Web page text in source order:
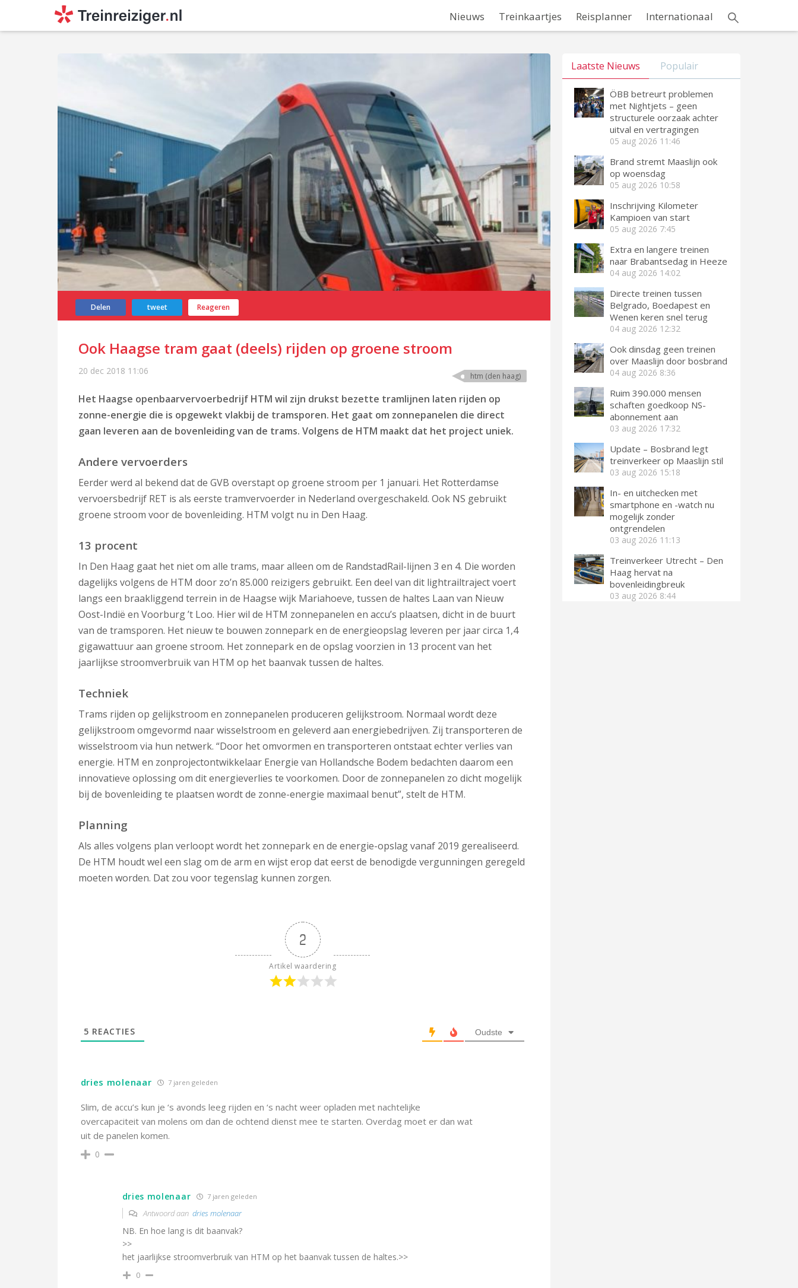
Nieuws Treinkaartjes Reisplanner Internationaal
Delen tweet Reageren
Ook Haagse tram gaat (deels) rijden op groene stroom
20 dec 2018 11:06 htm (den haag)
Het Haagse openbaarvervoerbedrijf HTM wil zijn drukst bezette tramlijnen laten rijden op
zonne-energie die is opgewekt vlakbij de tramsporen. Het gaat om zonnepanelen die direct
gaan leveren aan de bovenleiding van de trams. Volgens de HTM maakt dat het project uniek.
Andere vervoerders
Eerder werd al bekend dat de GVB overstapt op groene stroom per 1 januari. Het Rotterdamse
vervoersbedrijf RET is als eerste tramvervoerder in Nederland overgeschakeld. Ook NS gebruikt
groene stroom voor de bovenleiding. HTM volgt nu in Den Haag.
13 procent
In Den Haag gaat het niet om alle trams, maar alleen om de RandstadRail-lijnen 3 en 4. Die worden
dagelijks volgens de HTM door zo’n 85.000 reizigers gebruikt. Een deel van dit lightrailtraject voert
langs een braakliggend terrein in de Haagse wijk Mariahoeve, tussen de haltes Laan van Nieuw
Oost-Indië en Voorburg ’t Loo. Hier wil de HTM zonnepanelen en accu’s plaatsen, dicht in de buurt
van de tramsporen. Het nieuw te bouwen zonnepark en de energieopslag leveren per jaar circa 1,4
gigawattuur aan groene stroom. Het zonnepark en de opslag voorzien in 13 procent van het
jaarlijkse stroomverbruik van HTM op het baanvak tussen de haltes.
Techniek
Trams rijden op gelijkstroom en zonnepanelen produceren gelijkstroom. Normaal wordt deze
gelijkstroom omgevormd naar wisselstroom en geleverd aan energiebedrijven. Zij transporteren de
wisselstroom via hun netwerk. “Door het omvormen en transporteren ontstaat echter verlies van
energie. HTM en zonprojectontwikkelaar Energie van Hollandsche Bodem bedachten daarom een
innovatieve oplossing om dit energieverlies te voorkomen. Door de zonnepanelen zo dicht mogelijk
bij de bovenleiding te plaatsen wordt de zonne-energie maximaal benut”, stelt de HTM.
Planning
Als alles volgens plan verloopt wordt het zonnepark en de energie-opslag vanaf 2019 gerealiseerd.
De HTM houdt wel een slag om de arm en wijst erop dat eerst de benodigde vergunningen geregeld
moeten worden. Dat zou voor tegenslag kunnen zorgen.
2
Artikel waardering
5 REACTIES Oudste
dries molenaar 7 jaren geleden
Slim, de accu’s kun je ‘s avonds leeg rijden en ‘s nacht weer opladen met nachtelijke
overcapaciteit van molens om dan de ochtend dienst mee te starten. Overdag moet er dan wat
uit de panelen komen.
0
dries molenaar 7 jaren geleden
Antwoord aan dries molenaar
NB. En hoe lang is dit baanvak?
>>
het jaarlijkse stroomverbruik van HTM op het baanvak tussen de haltes.>>
0
Laatste Nieuws Populair
ÖBB betreurt problemen
met Nightjets – geen
structurele oorzaak achter
uitval en vertragingen
05 aug 2026 11:46
Brand stremt Maaslijn ook
op woensdag
05 aug 2026 10:58
Inschrijving Kilometer
Kampioen van start
05 aug 2026 7:45
Extra en langere treinen
naar Brabantsedag in Heeze
04 aug 2026 14:02
Directe treinen tussen
Belgrado, Boedapest en
Wenen keren snel terug
04 aug 2026 12:32
Ook dinsdag geen treinen
over Maaslijn door bosbrand
04 aug 2026 8:36
Ruim 390.000 mensen
schaften goedkoop NS-
abonnement aan
03 aug 2026 17:32
Update – Bosbrand legt
treinverkeer op Maaslijn stil
03 aug 2026 15:18
In- en uitchecken met
smartphone en -watch nu
mogelijk zonder
ontgrendelen
03 aug 2026 11:13
Treinverkeer Utrecht – Den
Haag hervat na
bovenleidingbreuk
03 aug 2026 8:44